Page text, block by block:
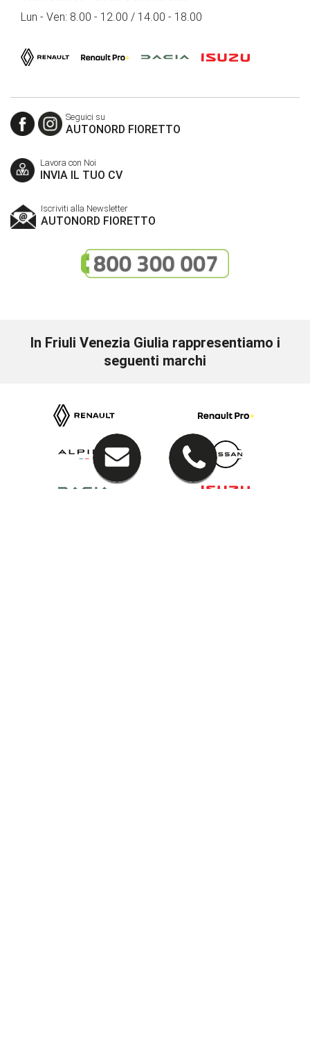
Lun - Ven: 8.00 - 12.00 / 14.00 - 18.00
Seguici su
AUTONORD FIORETTO
Lavora con Noi
INVIA IL TUO CV
Iscriviti alla Newsletter
AUTONORD FIORETTO
In Friuli Venezia Giulia rappresentiamo i
seguenti marchi